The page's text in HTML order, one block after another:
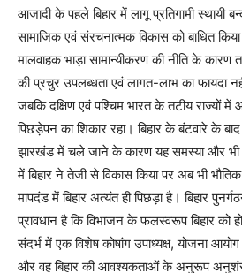
आजादी के पहले बिहार में लागू प्रतिगामी स्थायी
सामाजिक एवं संरचनात्मक विकास को बाधित
मालवाहक भाड़ा सामान्यीकरण की नीति के कारण
की प्रचुर उपलब्धता एवं लागत-लाभ का फायदा
जबकि दक्षिण एवं पश्चिम भारत के तटीय राज्यों में
पिछड़ेपन का शिकार रहा। बिहार के बंटवारे के
झारखंड में चले जाने के कारण यह समस्या और भी
में बिहार ने तेजी से विकास किया पर अब भी
मापदंड में बिहार अत्यंत ही पिछड़ा है। बिहार
प्रावधान है कि विभाजन के फलस्वरूप बिहार को
संदर्भ में एक विशेष कोषांग उपाध्यक्ष, योजना
और वह बिहार की आवश्यकताओं के अनुरूप